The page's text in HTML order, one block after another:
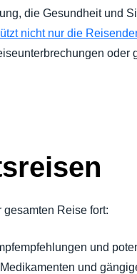
die Gesundheit und
nicht nur die
oder
Reise fort:
und
und